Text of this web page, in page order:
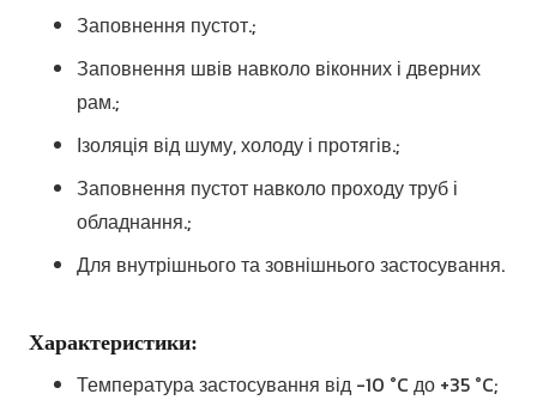
Заповнення пустот.;
Заповнення швів навколо віконних і дверних
рам.;
Ізоляція від шуму, холоду і протягів.;
Заповнення пустот навколо проходу труб і
обладнання.;
Для внутрішнього та зовнішнього застосування.
Характеристики:
Температура застосування від -10 °C до +35 °C;